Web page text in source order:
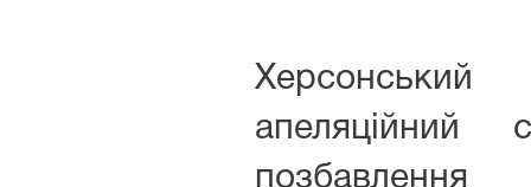
Херсонський
апеляційний
позбавлення